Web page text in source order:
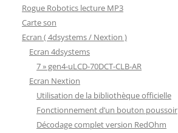
Rogue Robotics lecture MP3
Carte son
Ecran ( 4dsystems / Nextion )
Ecran 4dsystems
7 » gen4-uLCD-70DCT-CLB-AR
Ecran Nextion
Utilisation de la bibliothèque officielle
Fonctionnement d’un bouton poussoir
Décodage complet version RedOhm